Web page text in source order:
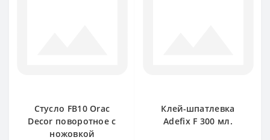
Стусло FB10 Orac
Decor поворотное с
ножовкой
Клей-шпатлевка
Adefix F 300 мл.